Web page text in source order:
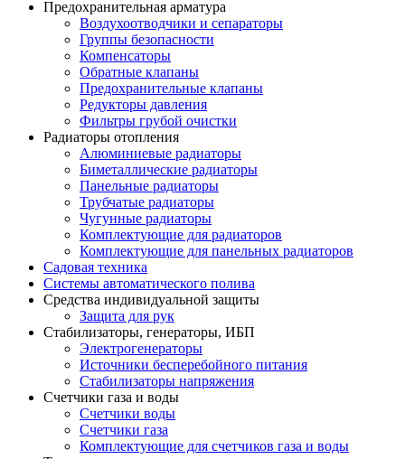
Предохранительная арматура
Воздухоотводчики и сепараторы
Группы безопасности
Компенсаторы
Обратные клапаны
Предохранительные клапаны
Редукторы давления
Фильтры грубой очистки
Радиаторы отопления
Алюминиевые радиаторы
Биметаллические радиаторы
Панельные радиаторы
Трубчатые радиаторы
Чугунные радиаторы
Комплектующие для радиаторов
Комплектующие для панельных радиаторов
Садовая техника
Системы автоматического полива
Средства индивидуальной защиты
Защита для рук
Стабилизаторы, генераторы, ИБП
Электрогенераторы
Источники бесперебойного питания
Стабилизаторы напряжения
Счетчики газа и воды
Счетчики воды
Счетчики газа
Комплектующие для счетчиков газа и воды